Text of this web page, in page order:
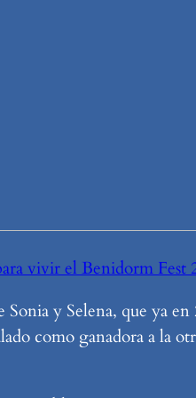
vivir el Benidorm Fest
y Selena, que ya
como ganadora a la